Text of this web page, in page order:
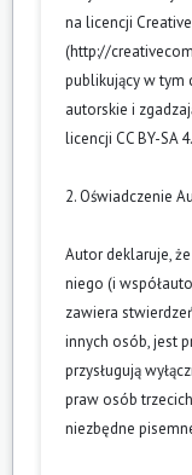
na licencji
(http://
publikujący w tym
autorskie i
licencji CC BY-SA
2. Oświadczenie
Autor deklaruje,
niego (i
zawiera
innych osób, jest
przysługują
praw osób
niezbędne